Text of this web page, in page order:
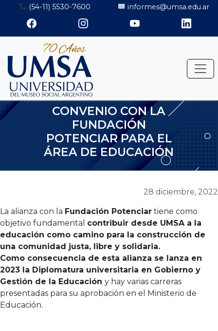
Saltar
contenido
(54-11) 5530-7600 informes@umsa.edu.ar
CONVENIO CON LA
FUNDACIÓN
POTENCIAR PARA EL
ÁREA DE EDUCACIÓN
28 diciembre, 2022
La alianza con la Fundación Potenciar tiene como
objetivo fundamental contribuir desde UMSA a la
educación como camino para la construcción de
una comunidad justa, libre y solidaria.
Como consecuencia de esta alianza se lanza en
2023 la Diplomatura universitaria en Gobierno y
Gestión de la Educación y hay varias carreras
presentadas para su aprobación en el Ministerio de
Educación.